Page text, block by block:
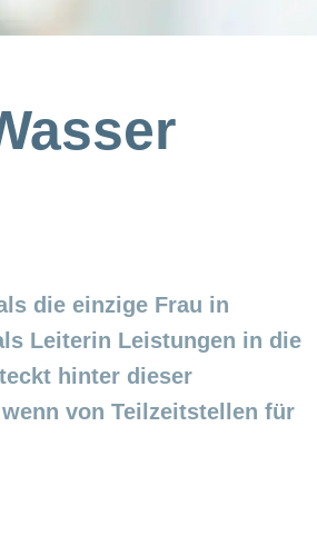
die einzige Frau in
Leiterin Leistungen in die
hinter dieser
von Teilzeitstellen für